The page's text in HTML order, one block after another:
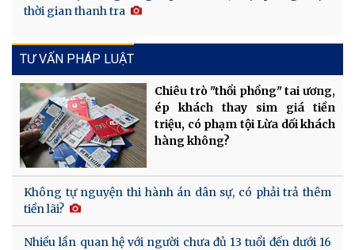
thời gian thanh tra
TƯ VẤN PHÁP LUẬT
Chiêu trò "thổi phồng" tai ương,
ép khách thay sim giá tiền
triệu, có phạm tội Lừa dối khách
hàng không?
Không tự nguyện thi hành án dân sự, có phải trả thêm
tiền lãi?
Nhiều lần quan hệ với người chưa đủ 13 tuổi đến dưới 16